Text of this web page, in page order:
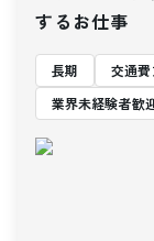
するお仕事
長期 交通
業界未経験者歓